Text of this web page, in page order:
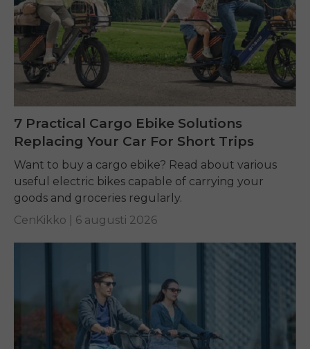
7 Practical Cargo Ebike Solutions
Replacing Your Car For Short Trips
Want to buy a cargo ebike? Read about various
useful electric bikes capable of carrying your
goods and groceries regularly.
CenKikko | 6 augusti 2026